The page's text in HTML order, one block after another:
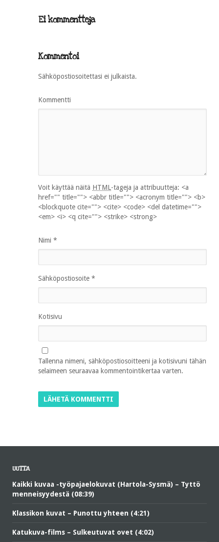
Ei kommentteja
Kommentoi
Sähköpostiosoitettasi ei julkaista.
Kommentti
Voit käyttää näitä HTML-tageja ja attribuutteja: <a
href="" title=""> <abbr title=""> <acronym title=""> <b>
<blockquote cite=""> <cite> <code> <del datetime="">
<em> <i> <q cite=""> <strike> <strong>
Nimi *
Sähköpostiosoite *
Kotisivu
Tallenna nimeni, sähköpostiosoitteeni ja kotisivuni tähän
selaimeen seuraavaa kommentointikertaa varten.
UUTTA
Kaikki kuvaa -työpajaelokuvat (Hartola-Sysmä) – Tyttö
menneisyydestä (08:39)
Klassikon kuvat – Punottu yhteen (4:21)
Katukuva-films – Sulkeutuvat ovet (4:02)